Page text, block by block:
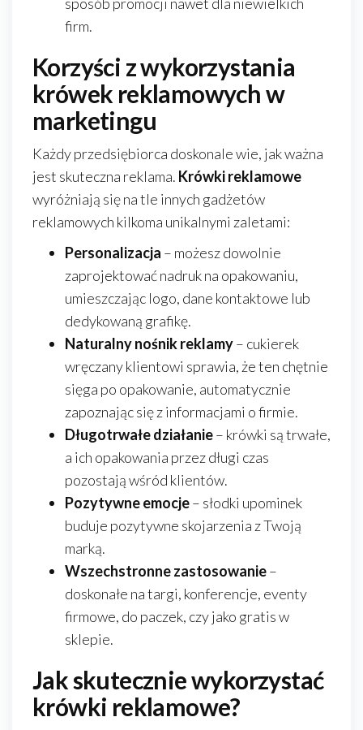
firm.
Korzyści z wykorzystania
krówek reklamowych w
marketingu
Każdy przedsiębiorca doskonale wie, jak ważna
jest skuteczna reklama. Krówki reklamowe
wyróżniają się na tle innych gadżetów
reklamowych kilkoma unikalnymi zaletami:
Personalizacja – możesz dowolnie
zaprojektować nadruk na opakowaniu,
umieszczając logo, dane kontaktowe lub
dedykowaną grafikę.
Naturalny nośnik reklamy– cukierek
wręczany klientowi sprawia, że ten chętnie
sięga po opakowanie, automatycznie
zapoznając się z informacjami o firmie.
Długotrwałe działanie– krówki są trwałe,
a ich opakowania przez długi czas
pozostają wśród klientów.
Pozytywne emocje– słodki upominek
buduje pozytywne skojarzenia z Twoją
marką.
Wszechstronne zastosowanie–
doskonałe na targi, konferencje, eventy
firmowe, do paczek, czy jako gratis w
sklepie.
Jak skutecznie wykorzystać
krówki reklamowe?